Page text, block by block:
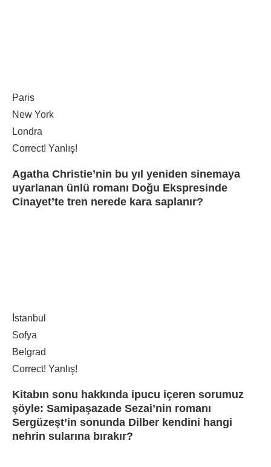
Paris
New York
Londra
Correct! Yanlış!
Agatha Christie’nin bu yıl yeniden sinemaya
uyarlanan ünlü romanı Doğu Ekspresinde
Cinayet’te tren nerede kara saplanır?
İstanbul
Sofya
Belgrad
Correct! Yanlış!
Kitabın sonu hakkında ipucu içeren sorumuz
şöyle: Samipaşazade Sezai’nin romanı
Sergüzeşt’in sonunda Dilber kendini hangi
nehrin sularına bırakır?